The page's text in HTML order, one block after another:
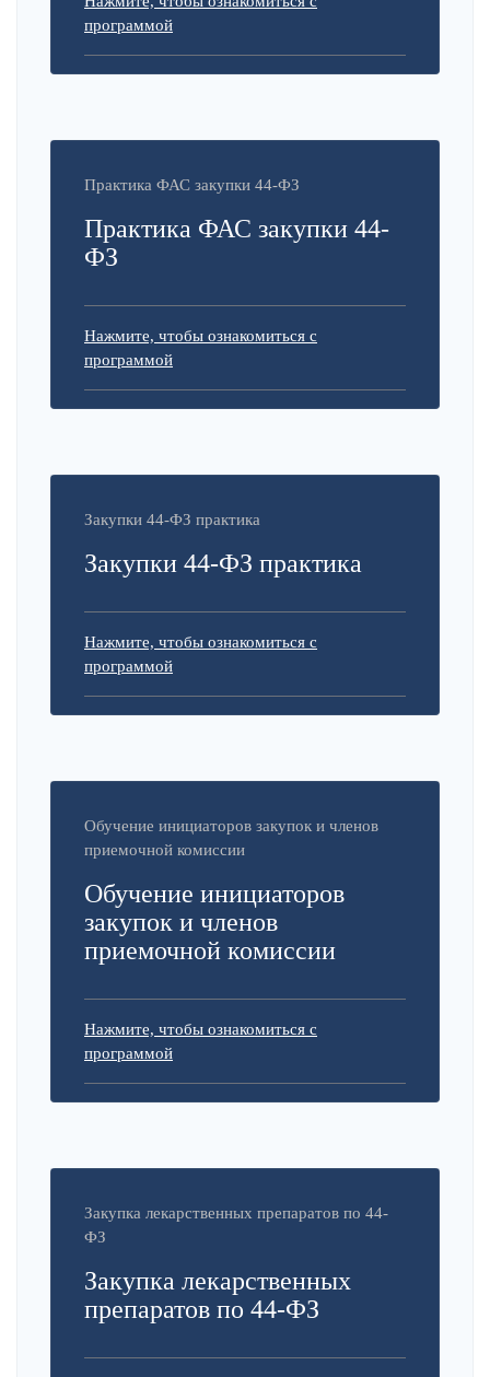
программой
Практика ФАС закупки 44-ФЗ
Практика ФАС закупки 44-
ФЗ
Нажмите, чтобы ознакомиться с
программой
Закупки 44-ФЗ практика
Закупки 44-ФЗ практика
Нажмите, чтобы ознакомиться с
программой
Обучение инициаторов закупок и членов
приемочной комиссии
Обучение инициаторов
закупок и членов
приемочной комиссии
Нажмите, чтобы ознакомиться с
программой
Закупка лекарственных препаратов по 44-
ФЗ
Закупка лекарственных
препаратов по 44-ФЗ